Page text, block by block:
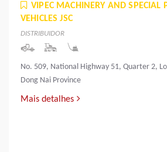
VIPEC MACHINERY AND SPECIAL
VEHICLES JSC
DISTRIBUIDOR
No. 509, National Highway 51, Quarter 2,
Dong Nai Province
Mais detalhes